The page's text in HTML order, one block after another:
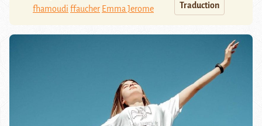
fhamoudi ffaucher Emma Jerome Traduction